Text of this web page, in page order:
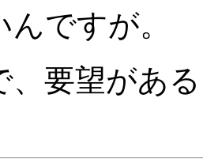
ですが。
、要望があ